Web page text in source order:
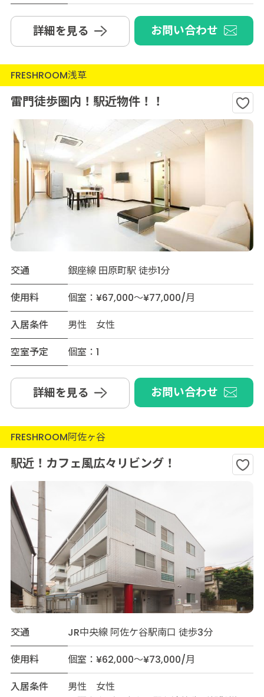
詳細を見る お問い合わせ
FRESHROOM浅草
雷門徒歩圏内！駅近物件！！
交通
銀座線 田原町駅 徒歩1分
使用料
個室：¥67,000～¥77,000/月
入居条件
男性 女性
空室予定
個室：1
詳細を見る お問い合わせ
FRESHROOM阿佐ヶ谷
駅近！カフェ風広々リビング！
交通
JR中央線 阿佐ケ谷駅南口 徒歩3分
使用料
個室：¥62,000～¥73,000/月
入居条件
男性 女性